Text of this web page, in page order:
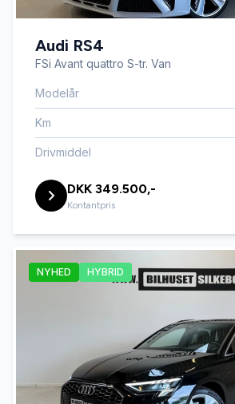
Audi RS4
FSi Avant quattro S-tr. Van
Modelår
Km
Drivmiddel
DKK 349.500,-
Kontantpris
NYHED HYBRID